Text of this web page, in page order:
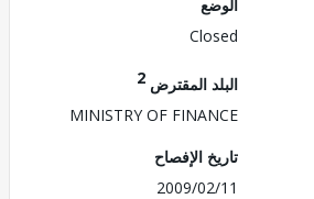
البلد المقترض
MINISTRY OF FINANCE
تاريخ الإفصاح
2009/02/11